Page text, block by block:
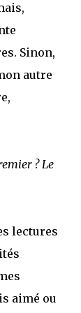
Sinon,
autre
? Le
lectures
aimé ou